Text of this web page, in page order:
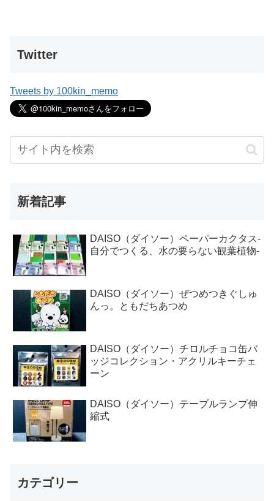
Twitter
Tweets by 100kin_memo
新着記事
DAISO（ダイソー）ペーパーカクタス-
自分でつくる、水の要らない観葉植物-
DAISO（ダイソー）ぜつめつきぐしゅ
んっ。ともだちあつめ
DAISO（ダイソー）チロルチョコ缶バ
ッジコレクション・アクリルキーチェ
ーン
DAISO（ダイソー）テーブルランプ伸
縮式
カテゴリー